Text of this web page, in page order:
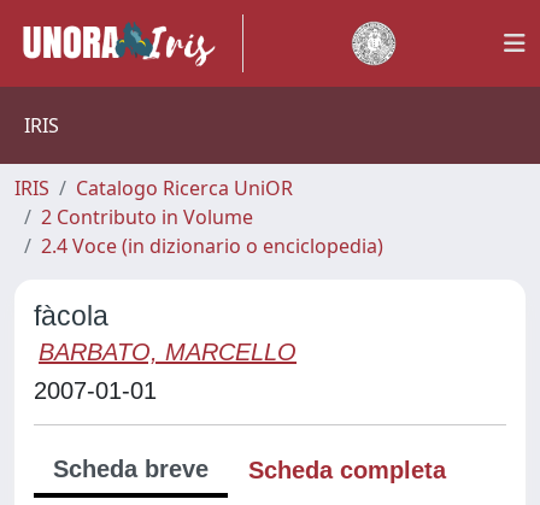
IRIS
IRIS
Catalogo Ricerca UniOR
2 Contributo in Volume
2.4 Voce (in dizionario o enciclopedia)
fàcola
BARBATO, MARCELLO
2007-01-01
Scheda breve
Scheda completa